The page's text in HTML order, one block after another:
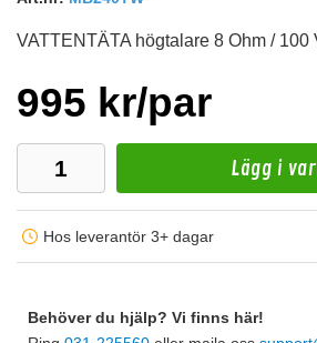
VATTENTÄTA högtalare 8 Ohm / 100
995 kr/par
Lägg i
Hos leverantör 3+ dagar
Behöver du hjälp? Vi finns här!